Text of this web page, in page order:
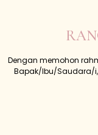
Dengan memohon
Bapak/Ibu/Saudara/